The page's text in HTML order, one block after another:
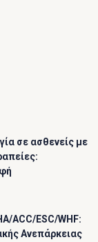
σε ασθενείς με
ACC/ESC/WHF:
Ανεπάρκειας